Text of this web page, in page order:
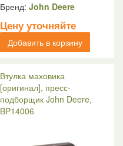
Бренд: John Deere
Цену уточняйте
Добавить в корзину
Втулка маховика
[оригинал], пресс-
подборщик John Deere,
BP14006